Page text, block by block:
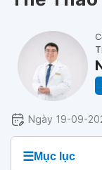
Ngày 19-09-
☰Mục lục